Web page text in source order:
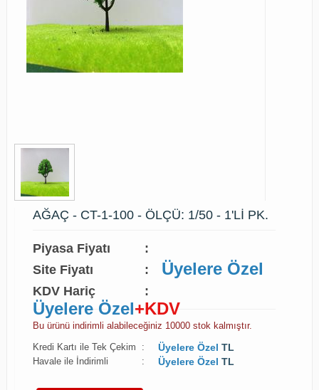
AĞAÇ - CT-1-100 - ÖLÇÜ: 1/50 - 1'Lİ PK.
Piyasa Fiyatı
:
Site Fiyatı
: Üyelere Özel
KDV Hariç :
Üyelere Özel+KDV
Bu ürünü indirimli alabileceğiniz 10000 stok kalmıştır.
Kredi Kartı ile Tek Çekim
: Üyelere Özel TL
Havale ile İndirimli : Üyelere Özel TL